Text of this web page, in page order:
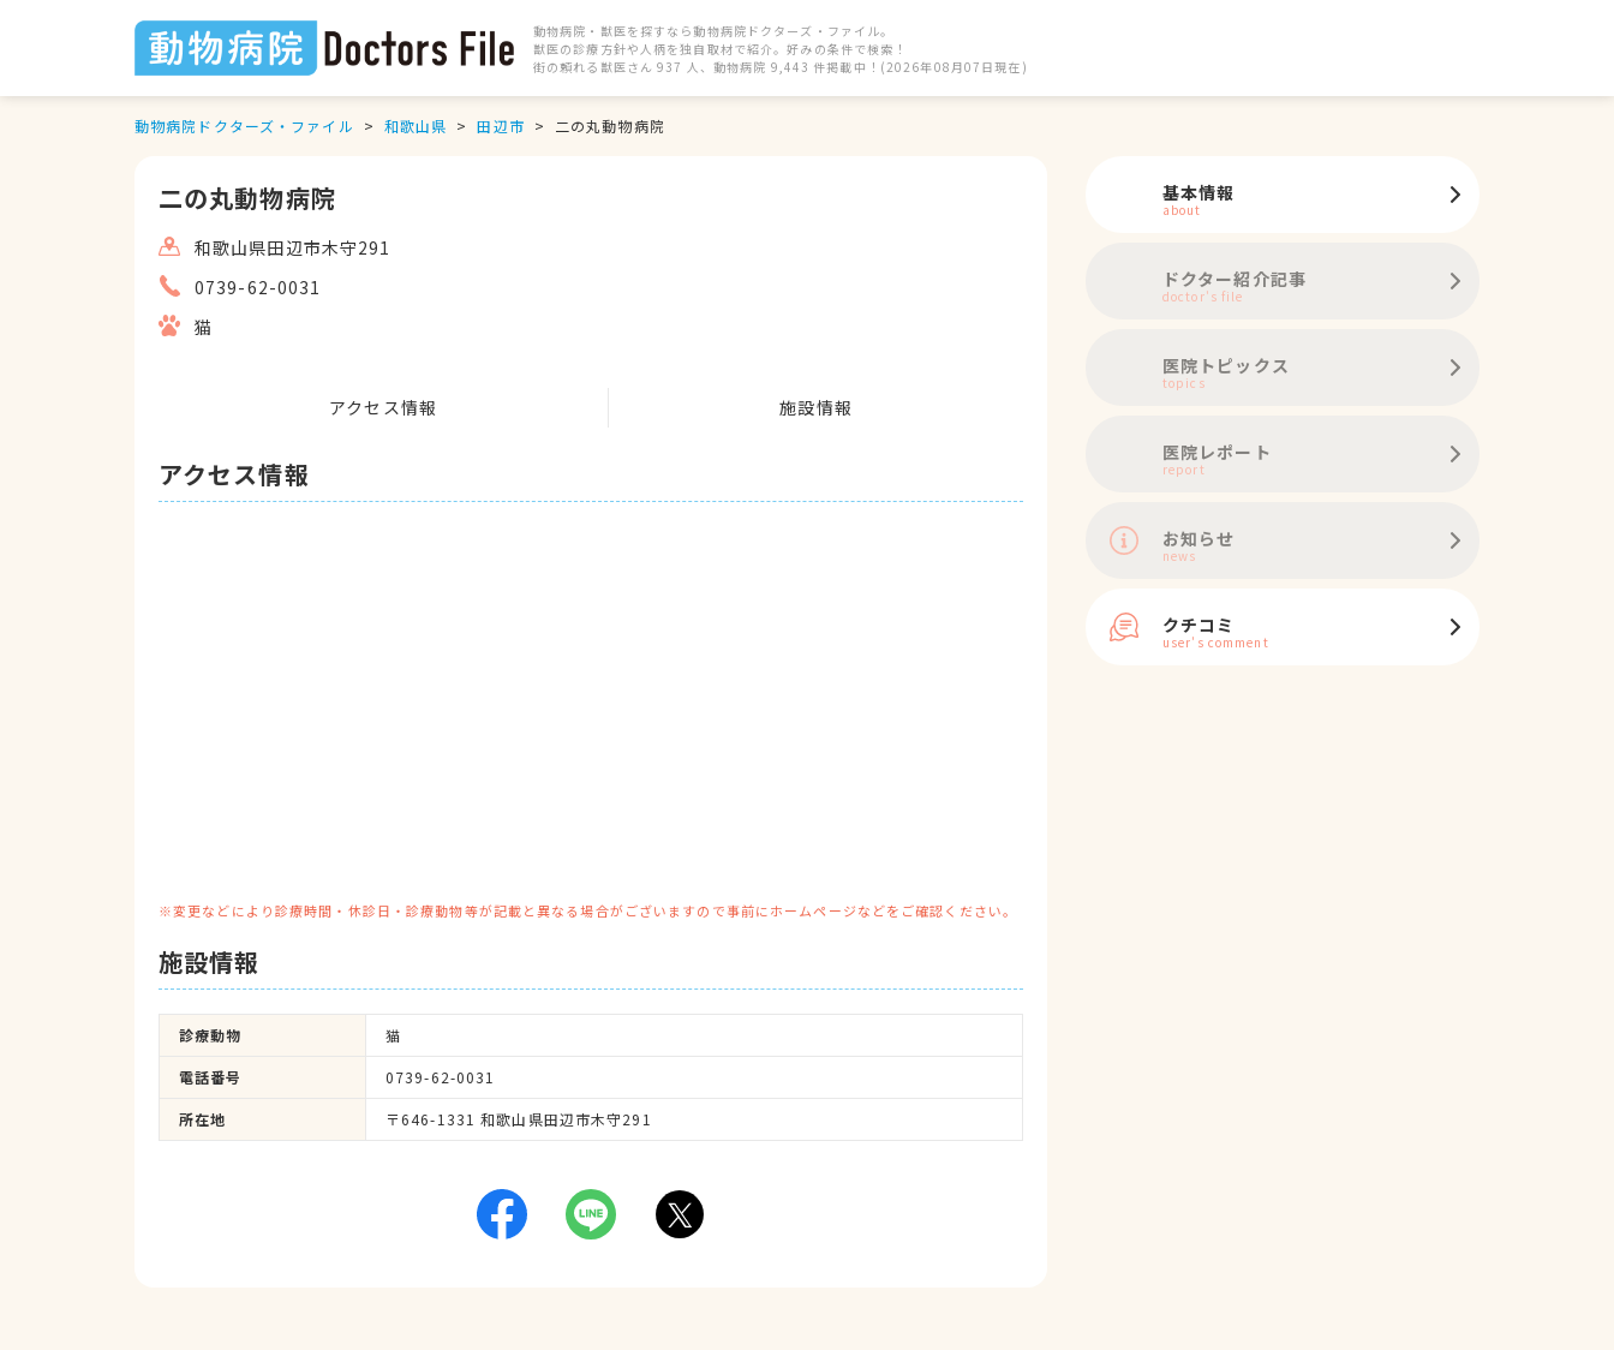
動物病院・獣医を探すなら動物病院ドクターズ・ファイル。
獣医の診療方針や人柄を独自取材で紹介。好みの条件で検索！
街の頼れる獣医さん 937 人、動物病院 9,443 件掲載中！(2026年08月07日現在)
動物病院ドクターズ・ファイル 和歌山県 田辺市 二の丸動物病院
二の丸動物病院
和歌山県田辺市木守291
0739-62-0031
猫
アクセス情報 施設情報
アクセス情報
※変更などにより診療時間・休診日・診療動物等が記載と異なる場合がございますので事前にホームページなどをご確認ください。
施設情報
診療動物 猫
電話番号 0739-62-0031
所在地 〒646-1331 和歌山県田辺市木守291
基本情報
about
ドクター紹介記事
doctor's file
医院トピックス
topics
医院レポート
report
お知らせ
news
クチコミ
user's comment